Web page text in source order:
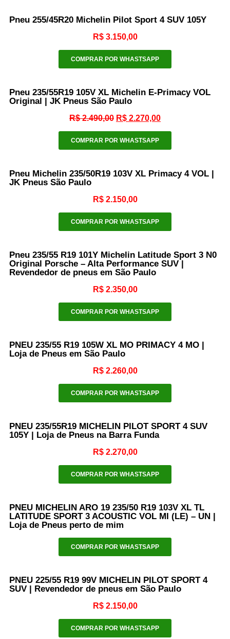
Pneu 255/45R20 Michelin Pilot Sport 4 SUV 105Y
R$3.150,00
COMPRAR POR WHASTSAPP
Pneu 235/55R19 105V XL Michelin E-Primacy VOL
Original | JK Pneus São Paulo
R$2.490,00 R$ 2.270,00
COMPRAR POR WHASTSAPP
Pneu Michelin 235/50R19 103V XL Primacy 4 VOL |
JK Pneus São Paulo
R$2.150,00
COMPRAR POR WHASTSAPP
Pneu 235/55 R19 101Y Michelin Latitude Sport 3 N0
Original Porsche – Alta Performance SUV |
Revendedor de pneus em São Paulo
R$2.350,00
COMPRAR POR WHASTSAPP
PNEU 235/55 R19 105W XL MO PRIMACY 4 MO |
Loja de Pneus em São Paulo
R$2.260,00
COMPRAR POR WHASTSAPP
PNEU 235/55R19 MICHELIN PILOT SPORT 4 SUV
105Y | Loja de Pneus na Barra Funda
R$2.270,00
COMPRAR POR WHASTSAPP
PNEU MICHELIN ARO 19 235/50 R19 103V XL TL
LATITUDE SPORT 3 ACOUSTIC VOL MI (LE) – UN |
Loja de Pneus perto de mim
COMPRAR POR WHASTSAPP
PNEU 225/55 R19 99V MICHELIN PILOT SPORT 4
SUV | Revendedor de pneus em São Paulo
R$2.150,00
COMPRAR POR WHASTSAPP